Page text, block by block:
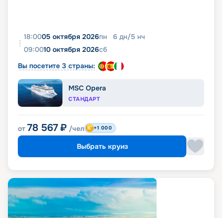
18:0005 октября 2026пн 6 дн/5 нч
09:0010 октября 2026сб
Вы посетите 3 страны:
MSC Opera
СТАНДАРТ
от 78 567 ₽ /чел +1 000
Выбрать круиз